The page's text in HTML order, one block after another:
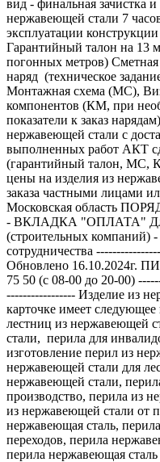
вид - финальная зачистка
нержавеющей стали 7
эксплуатации
Гарантийный талон на 13
погонных метров)
наряд (техническое
Монтажная схема (МС),
компонентов (КМ, при
показатели к заказ
нержавеющей стали с
выполненных работ АКТ
(гарантийный талон, МС,
цены на изделия из
заказа частными лицами
Московская область
- ВКЛАДКА "ОПЛАТА" Для
(строительных компаний)
сотрудничества
Обновлено
75 50 (с 08-00 до 20-00)
----------------- Изделие из
карточке имеет следующее
лестниц из нержавеющей
стали, перила для
изготовление перил из
нержавеющей стали для
нержавеющей стали,
производство, перила из
из нержавеющей стали от
нержавеющая сталь,
переходов, перила
перила нержавеющая